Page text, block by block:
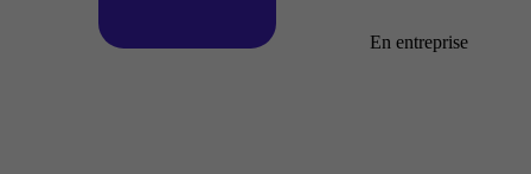
En entreprise